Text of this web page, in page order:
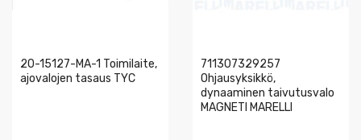
20-15127-MA-1 Toimilaite,
ajovalojen tasaus TYC
711307329257
Ohjausyksikkö,
dynaaminen taivutusvalo
MAGNETI MARELLI